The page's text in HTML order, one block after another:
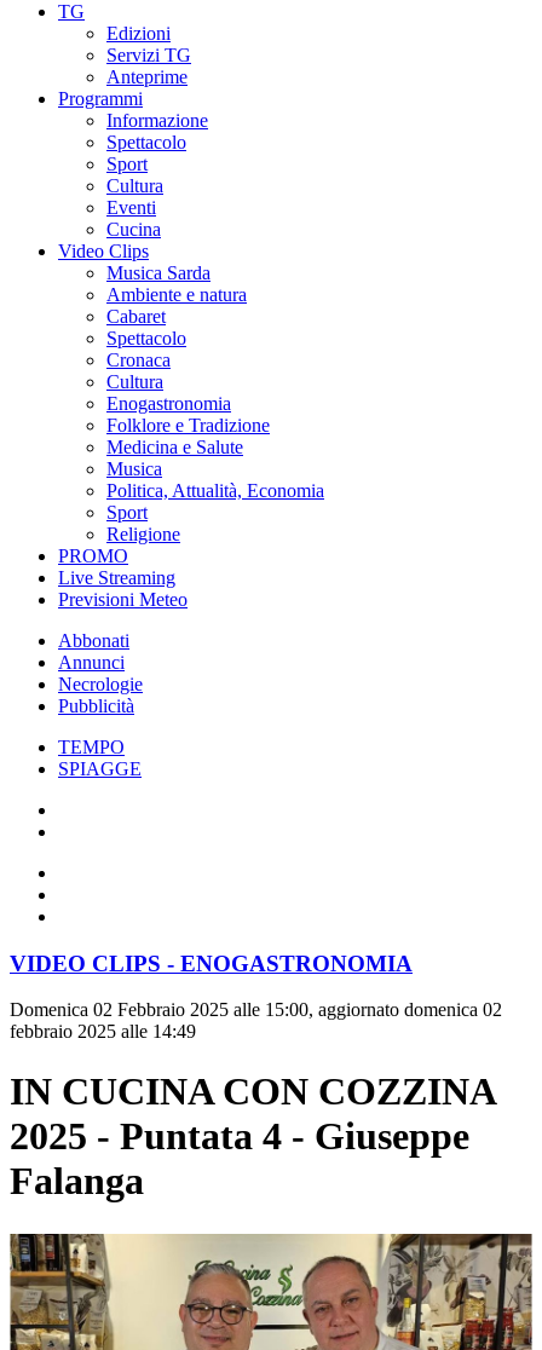
TG
Edizioni
Servizi TG
Anteprime
Programmi
Informazione
Spettacolo
Sport
Cultura
Eventi
Cucina
Video Clips
Musica Sarda
Ambiente e natura
Cabaret
Spettacolo
Cronaca
Cultura
Enogastronomia
Folklore e Tradizione
Medicina e Salute
Musica
Politica, Attualità, Economia
Sport
Religione
PROMO
Live Streaming
Previsioni Meteo
Abbonati
Annunci
Necrologie
Pubblicità
TEMPO
SPIAGGE
VIDEO CLIPS - ENOGASTRONOMIA
Domenica 02 Febbraio 2025 alle 15:00, aggiornato domenica 02
febbraio 2025 alle 14:49
IN CUCINA CON COZZINA
2025 - Puntata 4 - Giuseppe
Falanga